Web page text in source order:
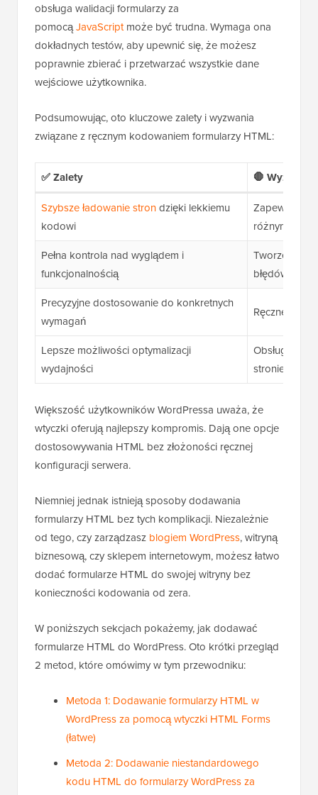
obsługa walidacji formularzy za
pomocąJavaScriptmoże być trudna. Wymaga ona
dokładnych testów, aby upewnić się, że możesz
poprawnie zbierać i przetwarzać wszystkie dane
wejściowe użytkownika.
Podsumowując, oto kluczowe zalety i wyzwania
związane z ręcznym kodowaniem formularzy HTML:
✅ Zalety
🛑 Wyzwania
Szybsze ładowanie strondzięki lekkiemu
kodowi
Zapewnienie
różnymi
Pełna kontrola nad wyglądem i
funkcjonalnością
Tworzenie
błędów
Precyzyjne dostosowanie do konkretnych
wymagań
Ręczne
Lepsze możliwości optymalizacji
wydajności
Obsługa
stronie
Większość użytkowników WordPressa uważa, że
wtyczki oferują najlepszy kompromis. Dają one opcje
dostosowywania HTML bez złożoności ręcznej
konfiguracji serwera.
Niemniej jednak istnieją sposoby dodawania
formularzy HTML bez tych komplikacji. Niezależnie
od tego, czy zarządzasz blogiem WordPress, witryną
biznesową, czy sklepem internetowym, możesz łatwo
dodać formularze HTML do swojej witryny bez
konieczności kodowania od zera.
W poniższych sekcjach pokażemy, jak dodawać
formularze HTML do WordPress. Oto krótki przegląd
2 metod, które omówimy w tym przewodniku:
Metoda 1: Dodawanie formularzy HTML w
WordPress za pomocą wtyczki HTML Forms
(łatwe)
Metoda 2: Dodawanie niestandardowego
kodu HTML do formularzy WordPress za